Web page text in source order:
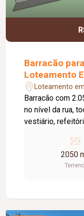
Barracão
Loteamento
Loteamento
Uberlândia/MG
Barracão com
no nível da rua,
vestiário,
mesmo tempo.
2050